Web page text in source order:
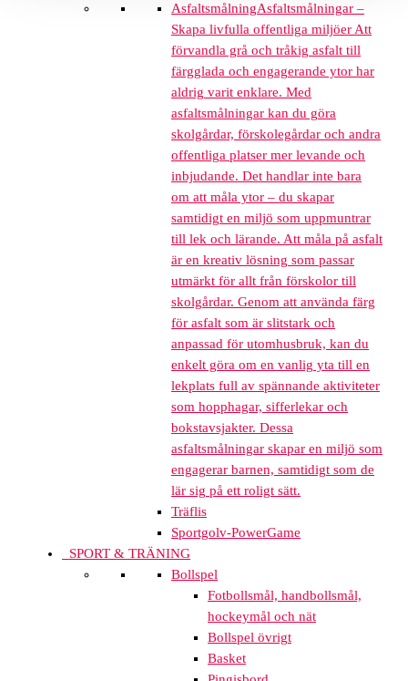
AsfaltsmålningAsfaltsmålningar –
Skapa livfulla offentliga miljöer Att
förvandla grå och tråkig asfalt till
färgglada och engagerande ytor har
aldrig varit enklare. Med
asfaltsmålningar kan du göra
skolgårdar, förskolegårdar och andra
offentliga platser mer levande och
inbjudande. Det handlar inte bara
om att måla ytor – du skapar
samtidigt en miljö som uppmuntrar
till lek och lärande. Att måla på asfalt
är en kreativ lösning som passar
utmärkt för allt från förskolor till
skolgårdar. Genom att använda färg
för asfalt som är slitstark och
anpassad för utomhusbruk, kan du
enkelt göra om en vanlig yta till en
lekplats full av spännande aktiviteter
som hopphagar, sifferlekar och
bokstavsjakter. Dessa
asfaltsmålningar skapar en miljö som
engagerar barnen, samtidigt som de
lär sig på ett roligt sätt.
Träflis
Sportgolv-PowerGame
SPORT & TRÄNING
Bollspel
Fotbollsmål, handbollsmål,
hockeymål och nät
Bollspel övrigt
Basket